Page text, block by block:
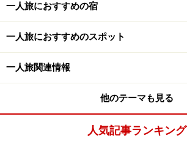
一人旅におすすめの宿
一人旅におすすめのスポット
一人旅関連情報
他のテーマも見る
人気記事ランキング